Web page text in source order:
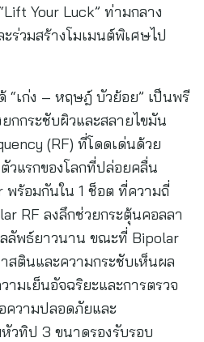
Your Luck” ท่ามกลาง
ร่วมสร้างโมเมนต์พิเศษไป
“เก่ง – หฤษฎ์ บัวย้อย” เป็นพรี
กกระชับผิวและสลายไขมัน
(RF) ที่โดดเด่นด้วย
วแรกของโลกที่ปล่อยคลื่น
พร้อมกันใน 1 ช็อต ที่ความถี่
RF ลงลึกช่วยกระตุ้นคอลลา
ลัพธ์ยาวนาน ขณะที่ Bipolar
สตินและความกระชับเห็นผล
มเย็นอัจฉริยะและการตรวจ
ความปลอดภัยและ
วทิป 3 ขนาดรองรับรอบ